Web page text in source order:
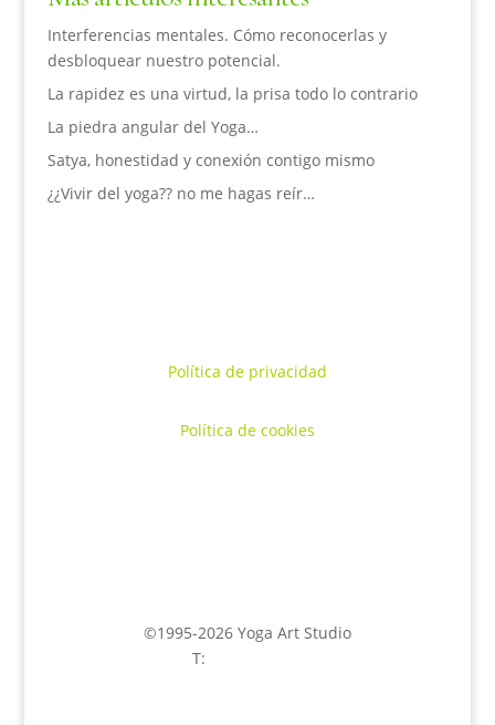
Interferencias mentales. Cómo reconocerlas y
desbloquear nuestro potencial.
La rapidez es una virtud, la prisa todo lo contrario
La piedra angular del Yoga…
Satya, honestidad y conexión contigo mismo
¿¿Vivir del yoga?? no me hagas reír…
Política de privacidad
Política de cookies
©1995-2026 Yoga Art Studio
T: